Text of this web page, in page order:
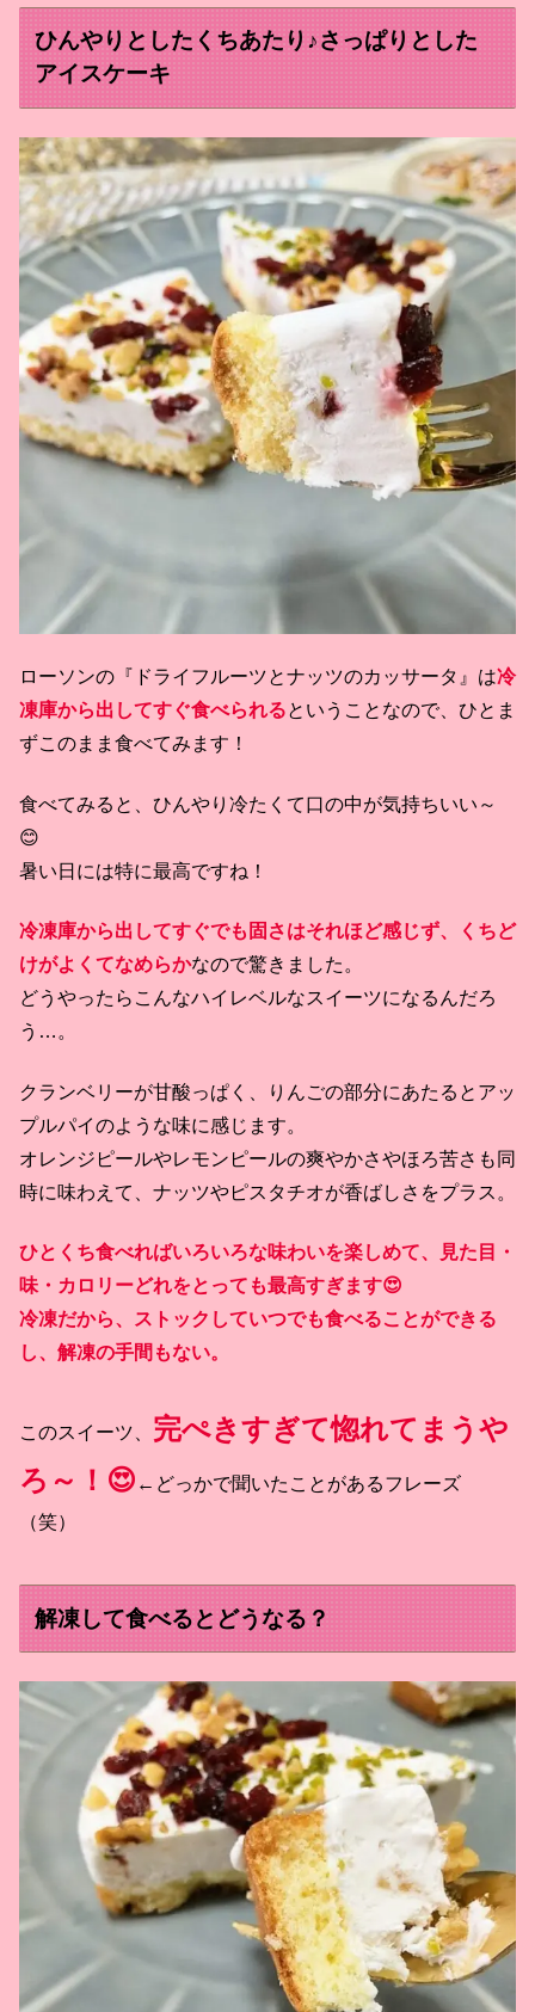
ひんやりとしたくちあたり♪さっぱりとした
アイスケーキ
ローソンの『ドライフルーツとナッツのカッサータ』は冷
凍庫から出してすぐ食べられるということなので、ひとま
ずこのまま食べてみます！
食べてみると、ひんやり冷たくて口の中が気持ちいい～
😊
暑い日には特に最高ですね！
冷凍庫から出してすぐでも固さはそれほど感じず、くちど
けがよくてなめらかなので驚きました。
どうやったらこんなハイレベルなスイーツになるんだろ
う…。
クランベリーが甘酸っぱく、りんごの部分にあたるとアッ
プルパイのような味に感じます。
オレンジピールやレモンピールの爽やかさやほろ苦さも同
時に味わえて、ナッツやピスタチオが香ばしさをプラス。
ひとくち食べればいろいろな味わいを楽しめて、見た目・
味・カロリーどれをとっても最高すぎます😍
冷凍だから、ストックしていつでも食べることができる
し、解凍の手間もない。
このスイーツ、 完ぺきすぎて惚れてまうや
ろ～！😍 ←どっかで聞いたことがあるフレーズ
（笑）
解凍して食べるとどうなる？